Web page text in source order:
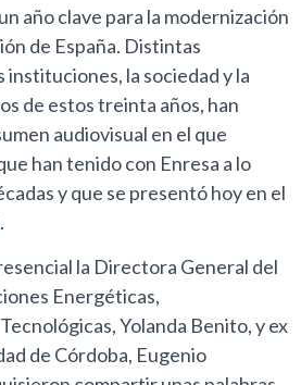
año clave para la modernización
de España. Distintas
instituciones, la sociedad y la
de estos treinta años, han
audiovisual en el que
han tenido con Enresa a lo
y que se presentó hoy en el
la Directora General del
Energéticas,
Yolanda Benito, y ex
de Córdoba, Eugenio